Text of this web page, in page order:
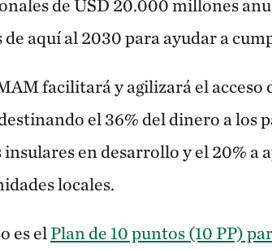
de USD 20.000 millones
aquí al 2030 para ayudar a
facilitará y agilizará el acceso
el 36% del dinero a los
en desarrollo y el 20% a
locales.
es el Plan de 10 puntos (10 PP)